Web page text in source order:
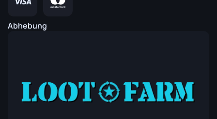
Abhebung